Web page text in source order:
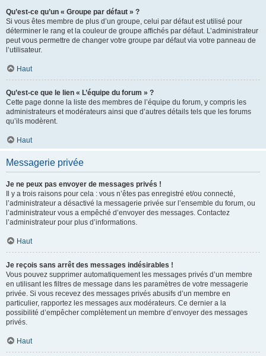
Qu’est-ce qu’un « Groupe par défaut » ?
Si vous êtes membre de plus d’un groupe, celui par défaut est utilisé pour
déterminer le rang et la couleur de groupe affichés par défaut. L’administrateur
peut vous permettre de changer votre groupe par défaut via votre panneau de
l’utilisateur.
Haut
Qu’est-ce que le lien « L’équipe du forum » ?
Cette page donne la liste des membres de l’équipe du forum, y compris les
administrateurs et modérateurs ainsi que d’autres détails tels que les forums
qu’ils modèrent.
Haut
Messagerie privée
Je ne peux pas envoyer de messages privés !
Il y a trois raisons pour cela : vous n’êtes pas enregistré et/ou connecté,
l’administrateur a désactivé la messagerie privée sur l’ensemble du forum, ou
l’administrateur vous a empêché d’envoyer des messages. Contactez
l’administrateur pour plus d’informations.
Haut
Je reçois sans arrêt des messages indésirables !
Vous pouvez supprimer automatiquement les messages privés d’un membre
en utilisant les filtres de message dans les paramètres de votre messagerie
privée. Si vous recevez des messages privés abusifs d’un membre en
particulier, rapportez les messages aux modérateurs. Ce dernier a la
possibilité d’empêcher complètement un membre d’envoyer des messages
privés.
Haut